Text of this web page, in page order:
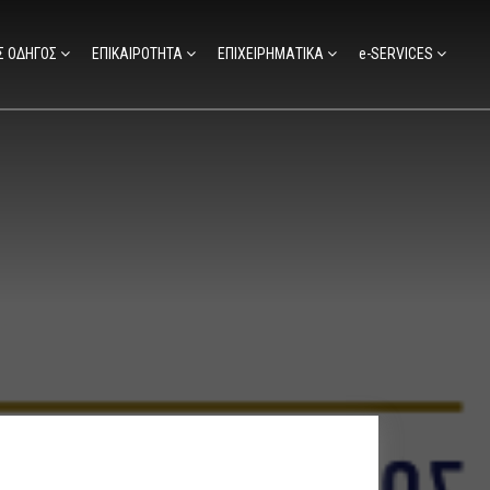
ΟΔΗΓΟΣ ΕΠΙΚΑΙΡΟΤΗΤΑ ΕΠΙΧΕΙΡΗΜΑΤΙΚΑ e-SERVICES